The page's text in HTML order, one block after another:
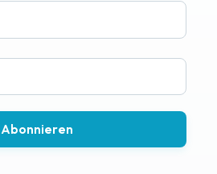
Abonnieren